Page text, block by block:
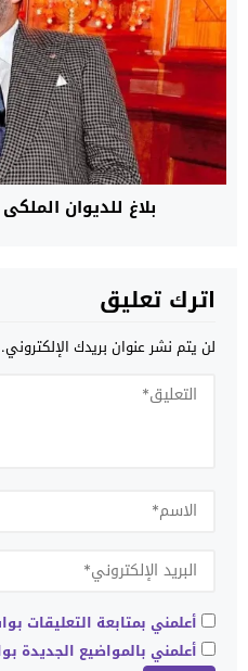
بلاغ للديوان
اترك تعليق
لن يتم نشر عنوان بريدك الإلكتروني.
أعلمني بمتابعة التعليقات
أعلمني بالمواضيع الجديدة